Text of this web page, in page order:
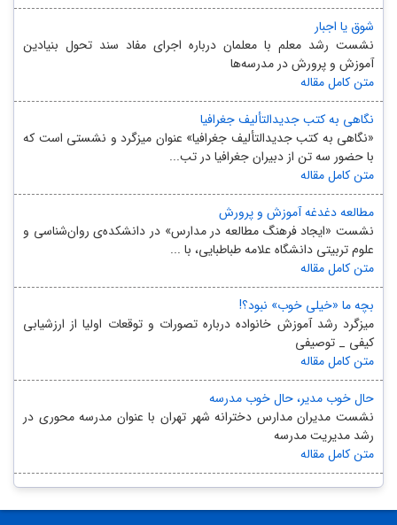
شوق یا اجبار
نشست رشد معلم با معلمان درباره اجرای مفاد سند تحول بنیادین
آموزش و پرورش در مدرسه‌ها
متن کامل مقاله
نگاهی به کتب جدیدالتألیف جغرافیا
«نگاهی به کتب جدیدالتألیف جغرافیا» عنوان میزگرد و نشستی است که
با حضور سه تن از دبیران جغرافیا در تب...
متن کامل مقاله
مطالعه دغدغه آموزش و پرورش
نشست «ایجاد فرهنگ مطالعه در مدارس» در دانشکده‌ی روان‌شناسی و
علوم تربیتی دانشگاه علامه طباطبایی، با ...
متن کامل مقاله
بچه ما «خیلی خوب» نبود؟!
میزگرد رشد آموزش خانواده درباره تصورات و توقعات اولیا از ارزشیابی
کیفی _ توصیفی
متن کامل مقاله
حال خوب مدیر، حال خوب مدرسه
نشست مدیران مدارس دخترانه شهر تهران با عنوان مدرسه محوری در
رشد مدیریت مدرسه
متن کامل مقاله